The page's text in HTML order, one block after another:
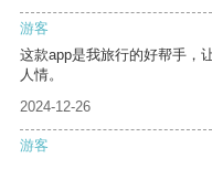
游客
这款app是我旅行的好帮手，
人情。
2024-12-26
游客